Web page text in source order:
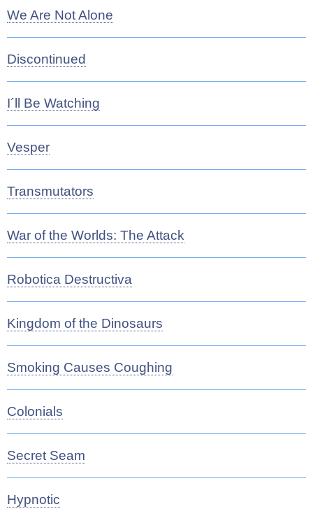
We Are Not Alone
Discontinued
I´ll Be Watching
Vesper
Transmutators
War of the Worlds: The Attack
Robotica Destructiva
Kingdom of the Dinosaurs
Smoking Causes Coughing
Colonials
Secret Seam
Hypnotic